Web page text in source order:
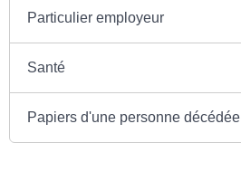
Particulier employeur
Santé
Papiers d'une personne décédée